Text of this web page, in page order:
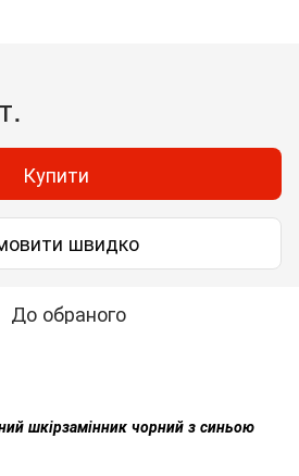
Купити
швидко
До обраного
шкірзамінник чорний з синьою